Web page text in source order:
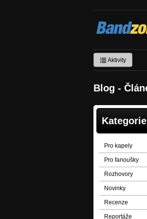
žijeme
Aktivity
Blog -
Kategorie
Pro kapely
Pro fanoušky
Rozhovory
Novinky
Recenze
Reportáže